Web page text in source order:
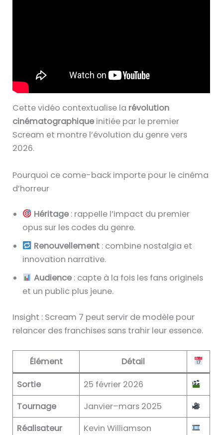
Cette vidéo contextualise la révolution
cinématographique initiée par le premier
Scream et montre l’évolution du genre vers
2026.
Pourquoi ce come-back importe pour le cinéma
d’horreur
Héritage: rappelle l’impact du premier
opus sur les codes du genre.
Renouvellement: combine nostalgia et
innovation narrative.
Audience: capte à la fois les fans originels
et un public plus jeune.
Insight : Scream 7 peut servir de modèle pour
relancer des franchises sans trahir leur essence.
Élément
Détail
Sortie
25 février 2026
Tournage
Janvier–mars 2025
Réalisateur
Kevin Williamson